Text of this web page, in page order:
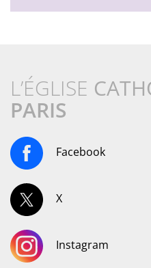
L’ÉGLISE
PARIS
Facebook
X
Instagram